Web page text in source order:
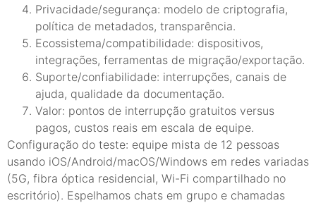
Privacidade/segurança: modelo de criptografia,
política de metadados, transparência.
Ecossistema/compatibilidade: dispositivos,
integrações, ferramentas de migração/exportação.
Suporte/confiabilidade: interrupções, canais de
ajuda, qualidade da documentação.
Valor: pontos de interrupção gratuitos versus
pagos, custos reais em escala de equipe.
Configuração do teste: equipe mista de 12 pessoas
usando iOS/Android/macOS/Windows em redes variadas
(5G, fibra óptica residencial, Wi-Fi compartilhado no
escritório). Espelhamos chats em grupo e chamadas